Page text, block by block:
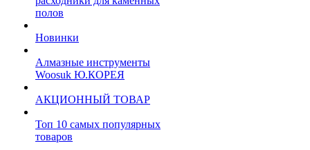
полов
Новинки
Алмазные инструменты
Woosuk Ю.КОРЕЯ
АКЦИОННЫЙ ТОВАР
Топ 10 самых популярных
товаров